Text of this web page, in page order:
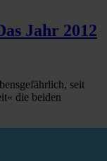
Jahr 2012
seit
die beiden